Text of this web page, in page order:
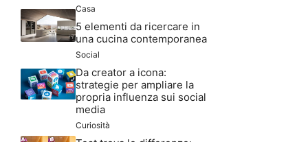
Casa
5 elementi da ricercare in
una cucina contemporanea
Social
Da creator a icona:
strategie per ampliare la
propria influenza sui social
media
Curiosità